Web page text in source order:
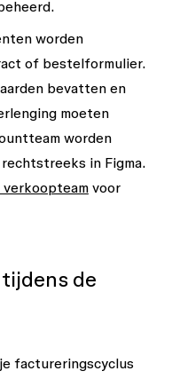
worden
of bestelformulier.
bevatten en
moeten
worden
in Figma.
verkoopteamvoor
de
factureringscyclus